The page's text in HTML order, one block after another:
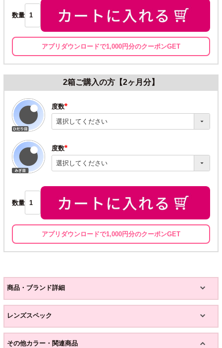
数量
アプリダウンロードで1,000円分のクーポンGET
2箱ご購入の方【2ヶ月分】
度数
(必
須)
度数
(必
須)
数量
アプリダウンロードで1,000円分のクーポンGET
商品・ブランド詳細
レンズスペック
その他カラー・関連商品